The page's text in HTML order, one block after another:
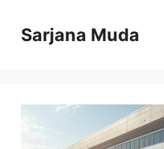
Sarjana Muda